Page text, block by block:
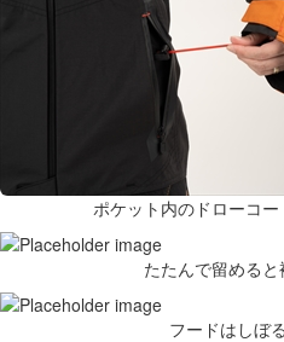
ポケット内のドローコ
たたんで留める
フードはしぼ